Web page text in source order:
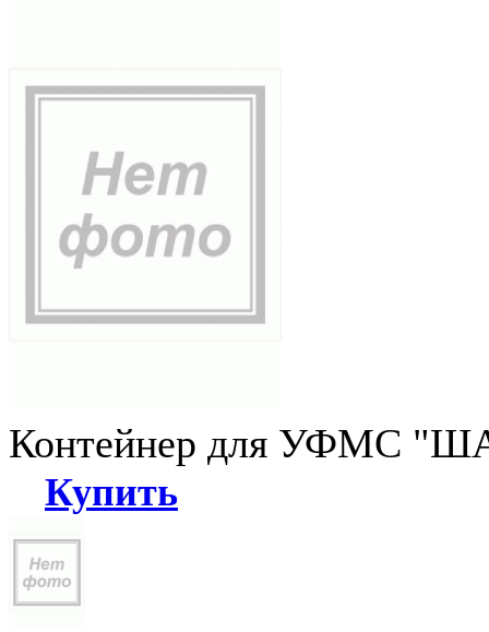
Контейнер для УФМС
Купить